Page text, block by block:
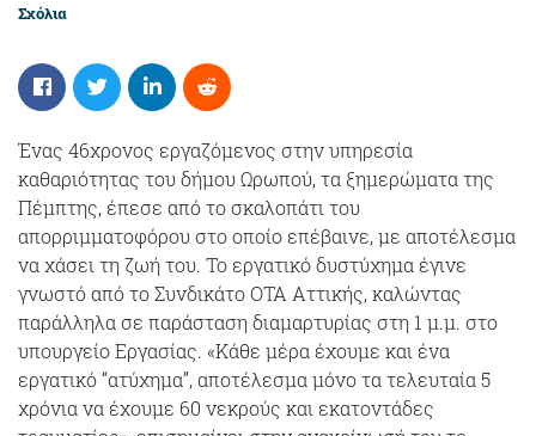
Σχόλια
Ένας 46χρονος εργαζόμενος στην υπηρεσία
καθαριότητας του δήμου Ωρωπού, τα ξημερώματα της
Πέμπτης, έπεσε από το σκαλοπάτι του
απορριμματοφόρου στο οποίο επέβαινε, με αποτέλεσμα
να χάσει τη ζωή του. Το εργατικό δυστύχημα έγινε
γνωστό από το Συνδικάτο ΟΤΑ Αττικής, καλώντας
παράλληλα σε παράσταση διαμαρτυρίας στη 1 μ.μ. στο
υπουργείο Εργασίας. «Κάθε μέρα έχουμε και ένα
εργατικό “ατύχημα”, αποτέλεσμα μόνο τα τελευταία 5
χρόνια να έχουμε 60 νεκρούς και εκατοντάδες